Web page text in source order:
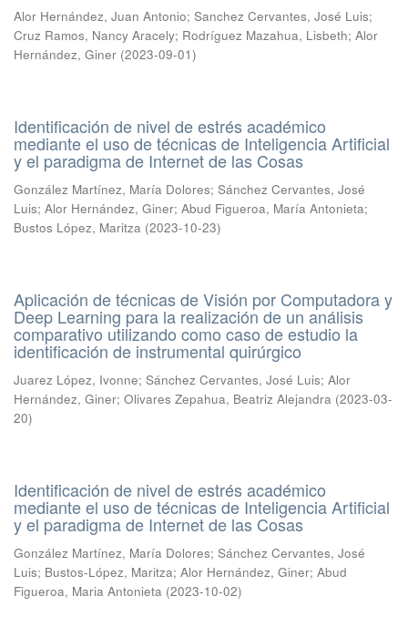
Alor Hernández, Juan Antonio; Sanchez Cervantes, José Luis;
Cruz Ramos, Nancy Aracely; Rodríguez Mazahua, Lisbeth; Alor
Hernández, Giner (2023-09-01)
Identificación de nivel de estrés académico
mediante el uso de técnicas de Inteligencia Artificial
y el paradigma de Internet de las Cosas
González Martínez, María Dolores; Sánchez Cervantes, José
Luis; Alor Hernández, Giner; Abud Figueroa, María Antonieta;
Bustos López, Maritza (2023-10-23)
Aplicación de técnicas de Visión por Computadora y
Deep Learning para la realización de un análisis
comparativo utilizando como caso de estudio la
identificación de instrumental quirúrgico
Juarez López, Ivonne; Sánchez Cervantes, José Luis; Alor
Hernández, Giner; Olivares Zepahua, Beatriz Alejandra (2023-03-
20)
Identificación de nivel de estrés académico
mediante el uso de técnicas de Inteligencia Artificial
y el paradigma de Internet de las Cosas
González Martínez, María Dolores; Sánchez Cervantes, José
Luis; Bustos-López, Maritza; Alor Hernández, Giner; Abud
Figueroa, Maria Antonieta (2023-10-02)